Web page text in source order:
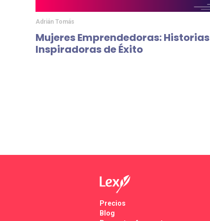
Adrián Tomás
Mujeres Emprendedoras: Historias
Inspiradoras de Éxito
Precios
Blog